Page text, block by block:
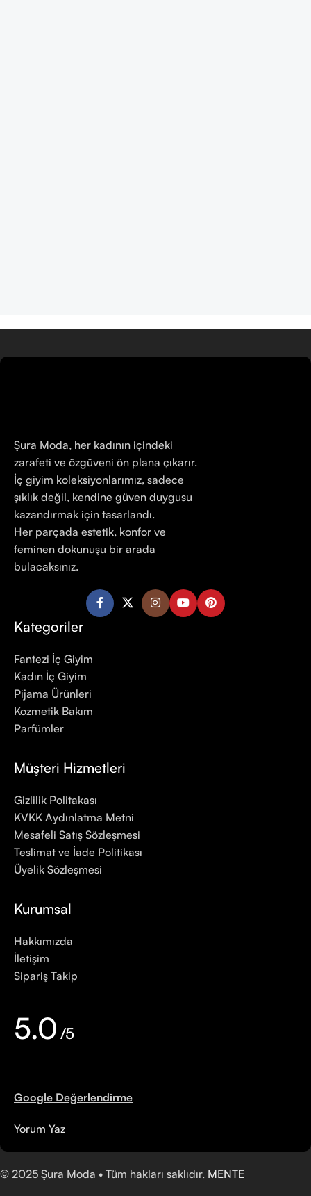
Şura Moda, her kadının içindeki
zarafeti ve özgüveni ön plana çıkarır.
İç giyim koleksiyonlarımız, sadece
şıklık değil, kendine güven duygusu
kazandırmak için tasarlandı.
Her parçada estetik, konfor ve
feminen dokunuşu bir arada
bulacaksınız.
Kategoriler
Fantezi İç Giyim
Kadın İç Giyim
Pijama Ürünleri
Kozmetik Bakım
Parfümler
Müşteri Hizmetleri
Gizlilik Politakası
KVKK Aydınlatma Metni
Mesafeli Satış Sözleşmesi
Teslimat ve İade Politikası
Üyelik Sözleşmesi
Kurumsal
Hakkımızda
İletişim
Sipariş Takip
5.0 /5
Google Değerlendirme
Yorum Yaz
© 2025 Şura Moda • Tüm hakları saklıdır. MENTE